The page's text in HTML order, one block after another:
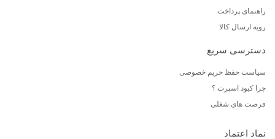
راهنمای پرداخت
رویه ارسال کالا
دسترسی سریع
سیاست حفظ حریم خصوصی
چرا کبود اسپرت ؟
فرصت های شغلی
نماد اعتماد